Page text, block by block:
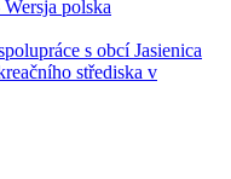
polska
s obcí Jasienica
střediska v